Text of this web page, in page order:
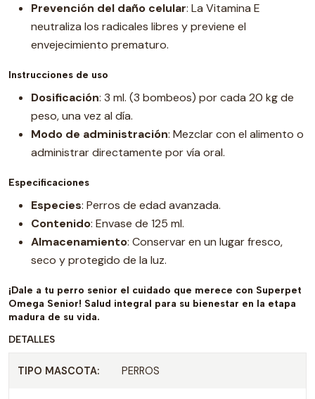
Prevención del daño celular: La Vitamina E
neutraliza los radicales libres y previene el
envejecimiento prematuro.
Instrucciones de uso
Dosificación: 3 ml. (3 bombeos) por cada 20 kg de
peso, una vez al día.
Modo de administración: Mezclar con el alimento o
administrar directamente por vía oral.
Especificaciones
Especies: Perros de edad avanzada.
Contenido: Envase de 125 ml.
Almacenamiento: Conservar en un lugar fresco,
seco y protegido de la luz.
¡Dale a tu perro senior el cuidado que merece con Superpet
Omega Senior! Salud integral para su bienestar en la etapa
madura de su vida.
DETALLES
TIPO MASCOTA: PERROS